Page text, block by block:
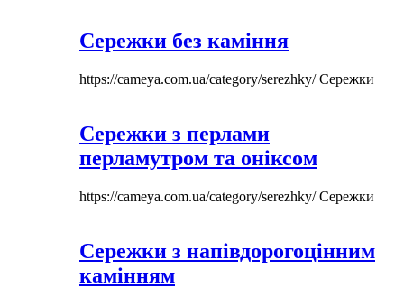
Сережки без каміння
https://cameya.com.ua/category/serezhky/Сережки
Сережки з перлами
перламутром та оніксом
https://cameya.com.ua/category/serezhky/Сережки
Сережки з напівдорогоцінним
камінням